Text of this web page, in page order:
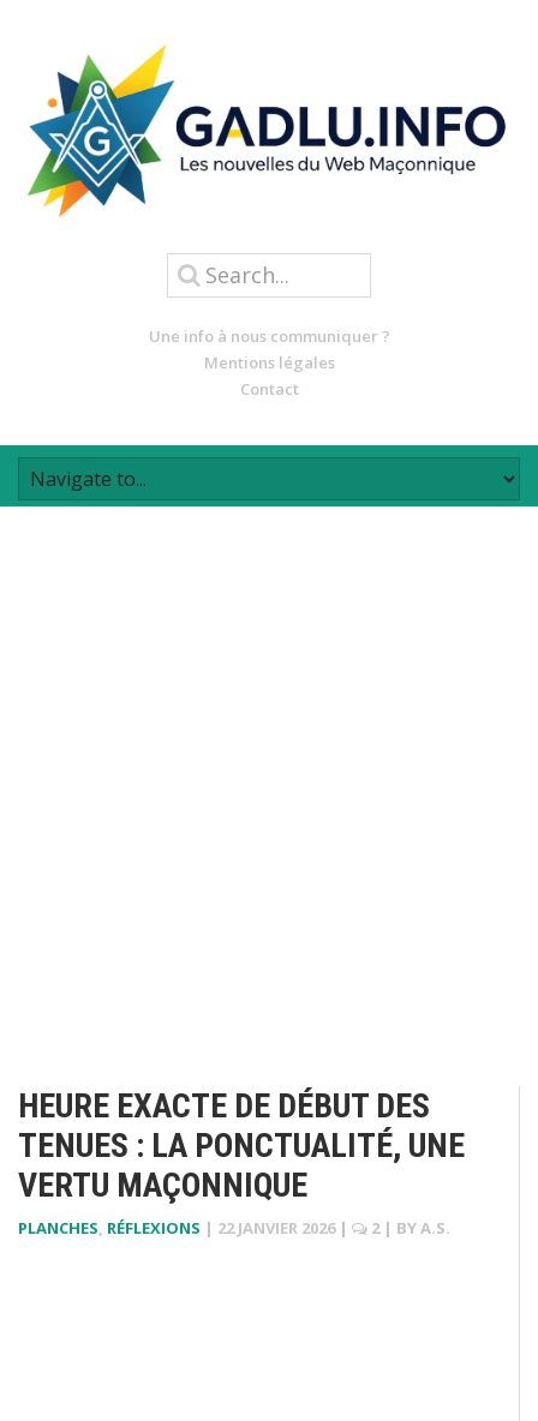
Une info à nous communiquer ?
Mentions légales
Contact
HEURE EXACTE DE DÉBUT DES
TENUES : LA PONCTUALITÉ, UNE
VERTU MAÇONNIQUE
PLANCHES, RÉFLEXIONS | 22 JANVIER 2026 | 2 | BYA.S.